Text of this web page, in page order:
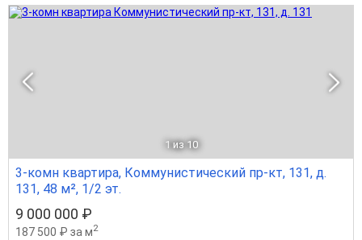
1 из 10
3-комн квартира, Коммунистический пр-кт, 131, д.
131, 48 м², 1/2 эт.
9 000 000 ₽
187 500 ₽ за м2